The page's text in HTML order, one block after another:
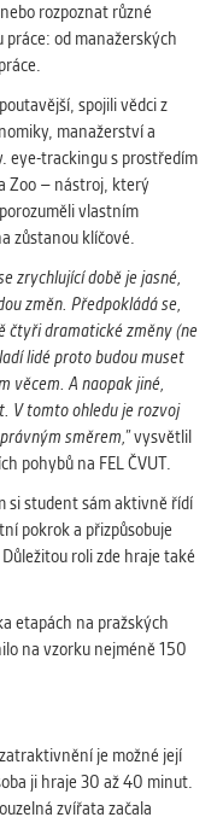
jde o
k
nám
zařadit.
byly
rozpoznat různé
od manažerských
spojili vědci z
manažerství a
eye-trackingu s prostředím
Zoo – nástroj, který
vlastním
zůstanou klíčové.
zrychlující době je jasné,
změn. Předpokládá se,
čtyři dramatické změny (ne
lidé proto budou muset
věcem. A naopak jiné,
V tomto ohledu je rozvoj
směrem,”vysvětlil
pohybů na FEL ČVUT.
si student sám aktivně řídí
pokrok a přizpůsobuje
roli zde hraje také
etapách na pražských
na vzorku nejméně 150
je možné její
ji hraje 30 až 40 minut.
zvířata začala